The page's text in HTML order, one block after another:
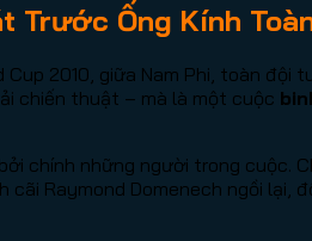
Trước Ống Kính
2010, giữa Nam Phi, toàn đội
chiến thuật – mà là một cuộc
chính những người trong cuộc.
Raymond Domenech ngồi lại,